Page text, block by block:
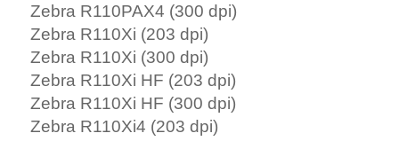
Zebra R110PAX4 (300 dpi)
Zebra R110Xi (203 dpi)
Zebra R110Xi (300 dpi)
Zebra R110Xi HF (203 dpi)
Zebra R110Xi HF (300 dpi)
Zebra R110Xi4 (203 dpi)